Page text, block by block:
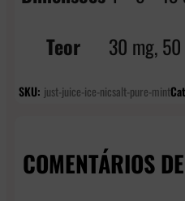
Teor
30 mg,
SKU: just-juice-ice-nicsalt-pure-mint
COMENTÁRIOS